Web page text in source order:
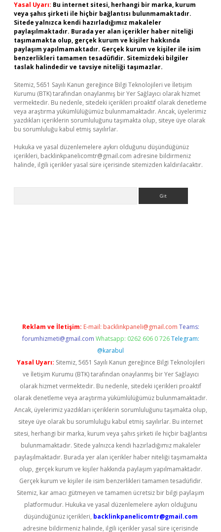
Yasal Uyarı: Bu internet sitesi, herhangi bir marka, kurum
veya şahıs şirketi ile hiçbir bağlantısı bulunmamaktadır.
Sitede yalnızca kendi hazırladığımız makaleler
paylaşılmaktadır. Burada yer alan içerikler haber niteliği
taşımamakta olup, gerçek kurum ve kişiler hakkında
paylaşım yapılmamaktadır. Gerçek kurum ve kişiler ile isim
benzerlikleri tamamen tesadüfidir. Sitemizdeki bilgiler
taslak halindedir ve tavsiye niteliği taşımazlar.
Sitemiz, 5651 Sayılı Kanun gereğince Bilgi Teknolojileri ve İletişim
Kurumu (BTK) tarafından onaylanmış bir Yer Sağlayıcı olarak hizmet
vermektedir. Bu nedenle, sitedeki içerikleri proaktif olarak denetleme
veya araştırma yükümlülüğümüz bulunmamaktadır. Ancak, üyelerimiz
yazdıkları içeriklerin sorumluluğunu taşımakta olup, siteye üye olarak
bu sorumluluğu kabul etmiş sayılırlar.
Hukuka ve yasal düzenlemelere aykırı olduğunu düşündüğünüz
içerikleri, backlinkpanelicomtr@gmail.com adresine bildirmeniz
halinde, ilgili içerikler yasal süre içerisinde sitemizden kaldırılacaktır.
Reklam ve İletişim: E-mail: backlinkpaneli@gmail.com Teams:
forumhizmeti@gmail.com Whatsapp: 0262 606 0 726 Telegram:
@karabul
Yasal Uyarı: Sitemiz, 5651 Sayılı Kanun gereğince Bilgi Teknolojileri
ve İletişim Kurumu (BTK) tarafından onaylanmış bir Yer Sağlayıcı
olarak hizmet vermektedir. Bu nedenle, sitedeki içerikleri proaktif
olarak denetleme veya araştırma yükümlülüğümüz bulunmamaktadır.
Ancak, üyelerimiz yazdıkları içeriklerin sorumluluğunu taşımakta olup,
siteye üye olarak bu sorumluluğu kabul etmiş sayılırlar. Bu internet
sitesi, herhangi bir marka, kurum veya şahıs şirketi ile hiçbir bağlantısı
bulunmamaktadır. Sitede yalnızca kendi hazırladığımız makaleler
paylaşılmaktadır. Burada yer alan içerikler haber niteliği taşımamakta
olup, gerçek kurum ve kişiler hakkında paylaşım yapılmamaktadır.
Gerçek kurum ve kişiler ile isim benzerlikleri tamamen tesadüfidir.
Sitemiz, kar amacı gütmeyen ve tamamen ücretsiz bir bilgi paylaşım
platformudur. Hukuka ve yasal düzenlemelere aykırı olduğunu
düşündüğünüz içerikleri, backlinkpanelicomtr@gmail.com
adresine bildirmeniz halinde, ilgili içerikler yasal süre içerisinde